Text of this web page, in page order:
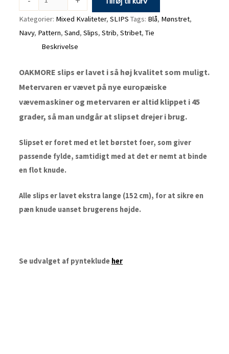
Kategorier: Mixed Kvaliteter,SLIPS Tags: Blå, Mønstret,
Navy, Pattern,Sand,Slips,Strib,Stribet,Tie
Beskrivelse
OAKMORE slips er lavet i så høj kvalitet som muligt.
Metervaren er vævet på nye europæiske
vævemaskiner og metervaren er altid klippet i 45
grader, så man undgår at slipset drejer i brug.
Slipset er foret med et let børstet foer, som giver
passende fylde, samtidigt med at det er nemt at binde
en flot knude.
Alle slips er lavet ekstra lange (152 cm), for at sikre en
pæn knude uanset brugerens højde.
Se udvalget af pynteklude her